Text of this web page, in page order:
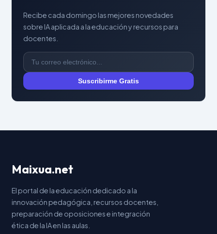
Recibe cada domingo las mejores novedades
sobre IA aplicada a la educación y recursos para
docentes.
Suscribirme Gratis
Maixua.net
El portal de la educación dedicado a la
innovación pedagógica, recursos docentes,
preparación de oposiciones e integración
ética de la IA en las aulas.